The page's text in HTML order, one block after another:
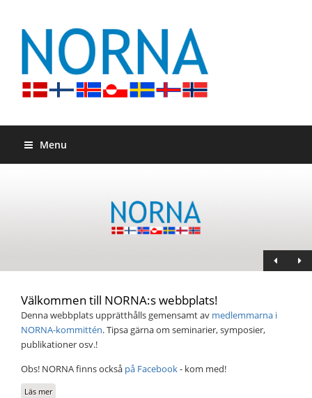
Menu
Välkommen till NORNA:s webbplats!
Denna webbplats upprätthålls gemensamt av medlemmarna i
NORNA-kommittén. Tipsa gärna om seminarier, symposier,
publikationer osv.!
Obs! NORNA finns också på Facebook- kom med!
Läs merom Välkommen till NORNA:s webbplats!